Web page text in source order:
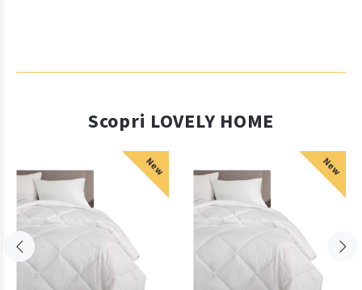
Scopri LOVELY HOME
New New